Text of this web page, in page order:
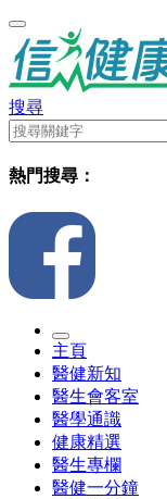
搜尋
熱門搜尋：
主頁
醫健新知
醫生會客室
醫學通識
健康精選
醫生專欄
醫健一分鐘